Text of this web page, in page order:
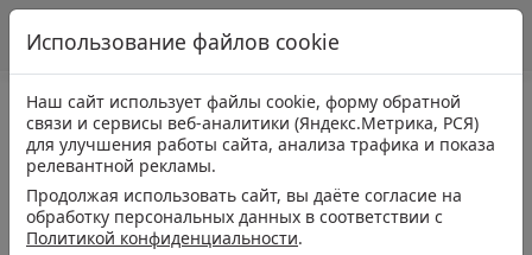
Использование файлов cookie
Наш сайт использует файлы cookie, форму обратной
связи и сервисы веб-аналитики (Яндекс.Метрика, РСЯ)
для улучшения работы сайта, анализа трафика и показа
релевантной рекламы.
Продолжая использовать сайт, вы даёте согласие на
обработку персональных данных в соответствии с
Политикой конфиденциальности.